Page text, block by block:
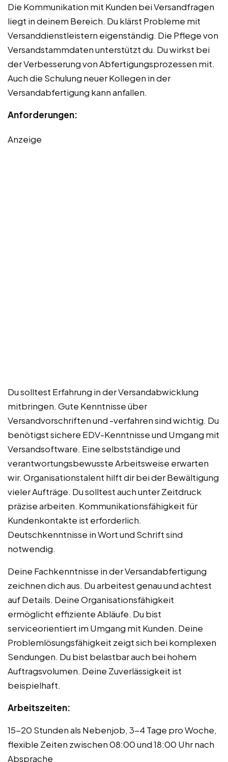
Die Kommunikation mit Kunden bei Versandfragen
liegt in deinem Bereich. Du klärst Probleme mit
Versanddienstleistern eigenständig. Die Pflege von
Versandstammdaten unterstützt du. Du wirkst bei
der Verbesserung von Abfertigungsprozessen mit.
Auch die Schulung neuer Kollegen in der
Versandabfertigung kann anfallen.
Anforderungen:
Anzeige
Du solltest Erfahrung in der Versandabwicklung
mitbringen. Gute Kenntnisse über
Versandvorschriften und -verfahren sind wichtig. Du
benötigst sichere EDV-Kenntnisse und Umgang mit
Versandsoftware. Eine selbstständige und
verantwortungsbewusste Arbeitsweise erwarten
wir. Organisationstalent hilft dir bei der Bewältigung
vieler Aufträge. Du solltest auch unter Zeitdruck
präzise arbeiten. Kommunikationsfähigkeit für
Kundenkontakte ist erforderlich.
Deutschkenntnisse in Wort und Schrift sind
notwendig.
Deine Fachkenntnisse in der Versandabfertigung
zeichnen dich aus. Du arbeitest genau und achtest
auf Details. Deine Organisationsfähigkeit
ermöglicht effiziente Abläufe. Du bist
serviceorientiert im Umgang mit Kunden. Deine
Problemlösungsfähigkeit zeigt sich bei komplexen
Sendungen. Du bist belastbar auch bei hohem
Auftragsvolumen. Deine Zuverlässigkeit ist
beispielhaft.
Arbeitszeiten:
15-20 Stunden als Nebenjob, 3-4 Tage pro Woche,
flexible Zeiten zwischen 08:00 und 18:00 Uhr nach
Absprache